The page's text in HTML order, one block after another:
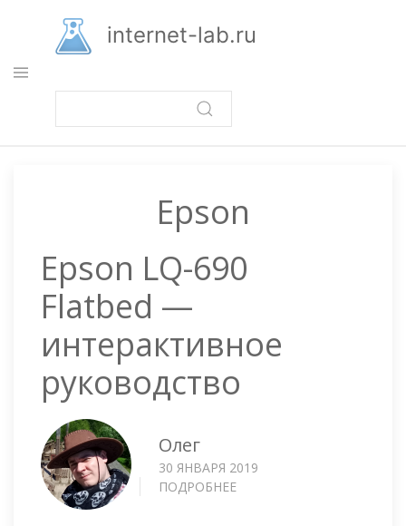
основному
содержанию
internet-lab.ru
Epson
Epson LQ-690
Flatbed —
интерактивное
руководство
Олег
30 ЯНВАРЯ 2019
ПОДРОБНЕЕ